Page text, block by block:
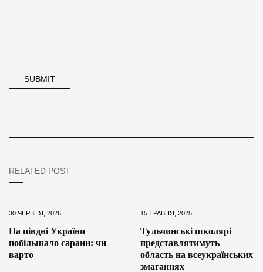
RELATED POST
30 ЧЕРВНЯ, 2026
На півдні України
побільшало сарани: чи
варто
15 ТРАВНЯ, 2025
Тульчинські школярі
представлятимуть
область на всеукраїнських
змаганнях